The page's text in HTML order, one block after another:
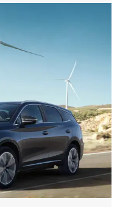
Konfigurointi
Koeajo